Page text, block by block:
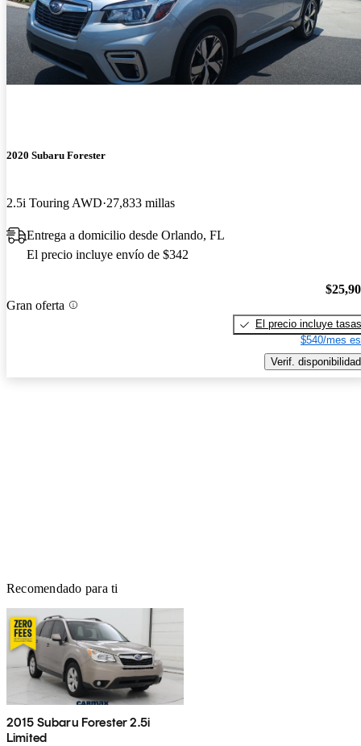
2020 Subaru Forester
2.5i Touring AWD 27,833 millas
Entrega a domicilio desde Orlando, FL
El precio incluye envío de $342
Gran oferta
El precio incluye tasas
$540/mes
Verif. disponibilidad
Recomendado para ti
2015 Subaru Forester 2.5i
Limited